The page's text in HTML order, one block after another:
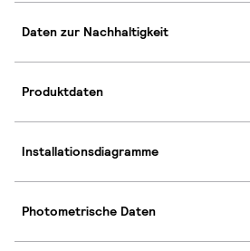
Daten zur Nachhaltigkeit
Produktdaten
Installationsdiagramme
Photometrische Daten